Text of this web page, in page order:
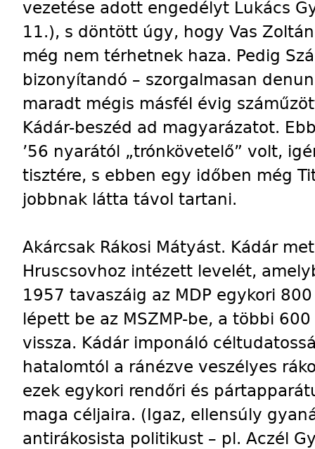
vezetése adott engedélyt Lukács
11.), s döntött úgy, hogy Vas
még nem térhetnek haza. Pedig
bizonyítandó – szorgalmasan
maradt mégis másfél évig
Kádár-beszéd ad magyarázatot.
’56 nyarától „trónkövetelő” volt,
tisztére, s ebben egy időben még
jobbnak látta távol tartani.
Akárcsak Rákosi Mátyást. Kádár
Hruscsovhoz intézett levelét,
1957 tavaszáig az MDP egykori
lépett be az MSZMP-be, a többi 600
vissza. Kádár imponáló
hatalomtól a ránézve veszélyes
ezek egykori rendőri és
maga céljaira. (Igaz, ellensúly
antirákosista politikust – pl. Aczél